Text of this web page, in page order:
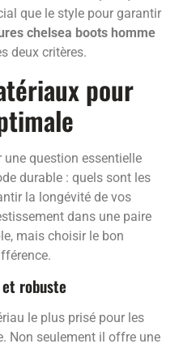
que le style pour garantir
chelsea boots homme
deux critères.
pour
question essentielle
durable : quels sont les
la longévité de vos
dans une paire
mais choisir le bon
robuste
le plus prisé pour les
Non seulement il offre une